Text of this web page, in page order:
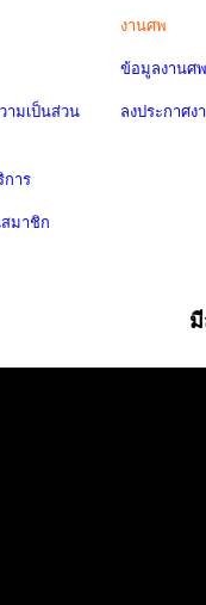
ามเป็นส่วน
การ
มาชิก
งานศพ
ข้อมูลงานศพ
ลงประกาศง